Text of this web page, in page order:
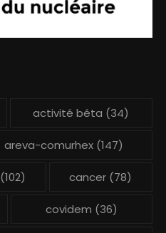
activité béta (34)
areva-comurhex(147)
(102) cancer (78)
covidem (36)